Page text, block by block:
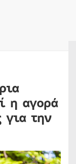
η αγορά
για την